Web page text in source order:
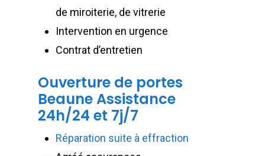
de miroiterie, de vitrerie
Intervention en urgence
Contrat d’entretien
Ouverture de portes
Beaune Assistance
24h/24 et 7j/7
Réparation suite à effraction